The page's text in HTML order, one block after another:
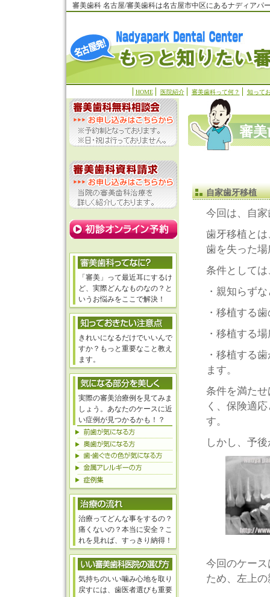
審美歯科 名古屋/審美歯科は名古屋市中区にあるナディアパ
HOME 医院紹介 審美歯科って何？ 知って
審
自家歯牙移植
今回は、自
歯牙移植と
歯を失った
条件としては
・親知らず
・移植する
・移植する
・移植する
ます。
条件を満た
く、保険適
す。
しかし、予
今回のケー
ため、左上
「審美」って最近耳にするけ
ど、実際どんなものなの？と
いうお悩みをここで解決！
きれいになるだけでいいんで
すか？もっと重要なこと教え
ます。
実際の審美治療例を見てみま
しょう。あなたのケースに近
い症例が見つかるかも！？
治療ってどんな事をするの？
痛くないの？本当に安全？こ
れを見れば、すっきり納得！
気持ちのいい噛み心地を取り
戻すには、歯医者選びも重要